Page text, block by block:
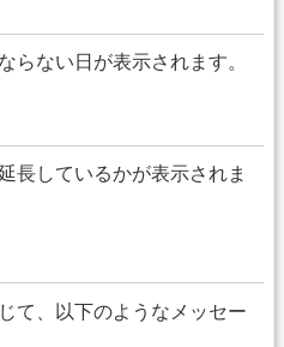
らない日が表示されます。
長しているかが表示されま
て、以下のようなメッセー